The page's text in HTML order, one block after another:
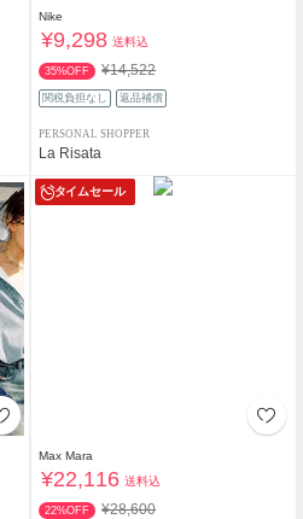
Nike
¥9,298 送料込
35%OFF ¥14,522
関税負担なし 返品補償
PERSONAL SHOPPER
La Risata
タイムセール
Max Mara
¥22,116 送料込
22%OFF ¥28,600